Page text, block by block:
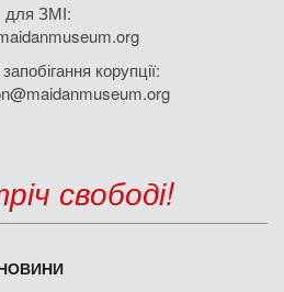
для ЗМІ:
корупції:
свободі!